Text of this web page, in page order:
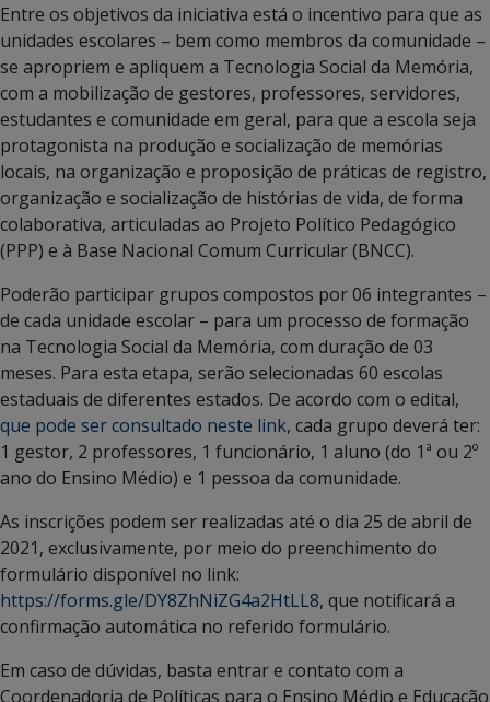
Entre os objetivos da iniciativa está o incentivo para que as
unidades escolares – bem como membros da comunidade –
se apropriem e apliquem a Tecnologia Social da Memória,
com a mobilização de gestores, professores, servidores,
estudantes e comunidade em geral, para que a escola seja
protagonista na produção e socialização de memórias
locais, na organização e proposição de práticas de registro,
organização e socialização de histórias de vida, de forma
colaborativa, articuladas ao Projeto Político Pedagógico
(PPP) e à Base Nacional Comum Curricular (BNCC).
Poderão participar grupos compostos por 06 integrantes –
de cada unidade escolar – para um processo de formação
na Tecnologia Social da Memória, com duração de 03
meses. Para esta etapa, serão selecionadas 60 escolas
estaduais de diferentes estados. De acordo com o edital,
que pode ser consultado neste link, cada grupo deverá ter:
1 gestor, 2 professores, 1 funcionário, 1 aluno (do 1ª ou 2º
ano do Ensino Médio) e 1 pessoa da comunidade.
As inscrições podem ser realizadas até o dia 25 de abril de
2021, exclusivamente, por meio do preenchimento do
formulário disponível no link:
https://forms.gle/DY8ZhNiZG4a2HtLL8, que notificará a
confirmação automática no referido formulário.
Em caso de dúvidas, basta entrar e contato com a
Coordenadoria de Políticas para o Ensino Médio e Educação